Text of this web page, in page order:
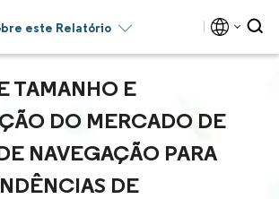
este Relatório
TAMANHO E
DO MERCADO DE
NAVEGAÇÃO PARA
DE